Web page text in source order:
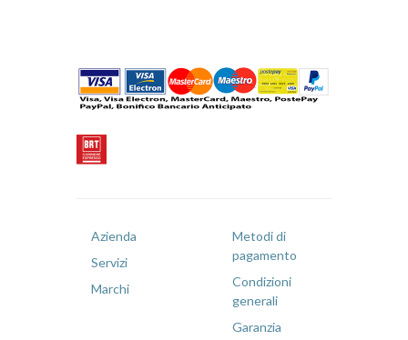
Azienda
Servizi
Marchi
Metodi di
pagamento
Condizioni
generali
Garanzia